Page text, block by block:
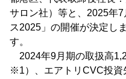
サロン社）等と、2025年
ス2025」の開催が決定し
す。
2024年9月期の取扱高
※1）、エアトリCVC投資